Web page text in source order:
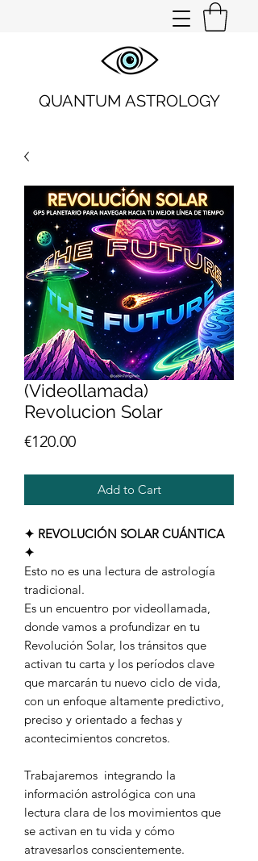
QUANTUM ASTROLOGY
(Videollamada)
Revolucion Solar
€120.00Price
Add to Cart
✦ REVOLUCIÓN SOLAR CUÁNTICA
✦
Esto no es una lectura de astrología
tradicional.
Es un encuentro por videollamada,
donde vamos a profundizar en tu
Revolución Solar, los tránsitos que
activan tu carta y los períodos clave
que marcarán tu nuevo ciclo de vida,
con un enfoque altamente predictivo,
preciso y orientado a fechas y
acontecimientos concretos.
Trabajaremos integrando la
información astrológica con una
lectura clara de los movimientos que
se activan en tu vida y cómo
atravesarlos conscientemente.